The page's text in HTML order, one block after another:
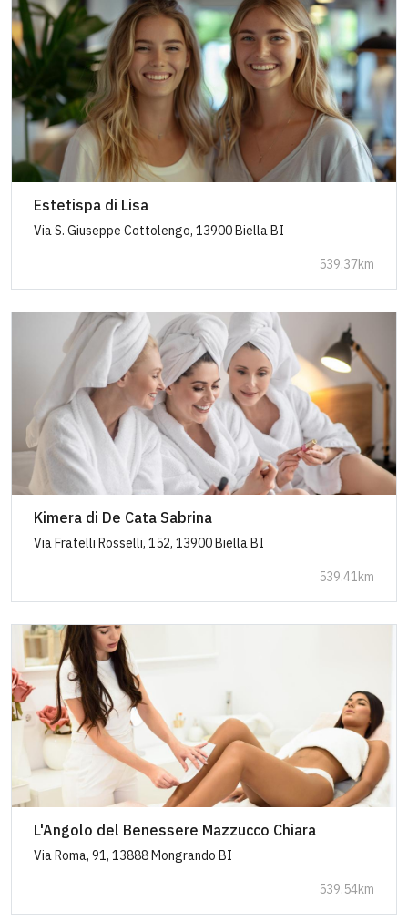
Estetispa di Lisa
Via S. Giuseppe Cottolengo, 13900 Biella BI
539.37km
Kimera di De Cata Sabrina
Via Fratelli Rosselli, 152, 13900 Biella BI
539.41km
L'Angolo del Benessere Mazzucco Chiara
Via Roma, 91, 13888 Mongrando BI
539.54km